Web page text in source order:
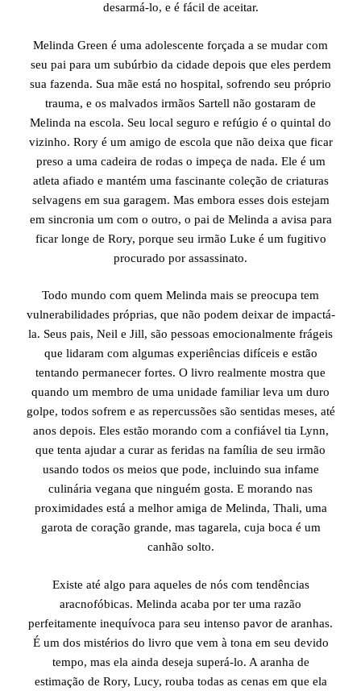
desarmá-lo, e é fácil de aceitar.
Melinda Green é uma adolescente forçada a se mudar com
seu pai para um subúrbio da cidade depois que eles perdem
sua fazenda. Sua mãe está no hospital, sofrendo seu próprio
trauma, e os malvados irmãos Sartell não gostaram de
Melinda na escola. Seu local seguro e refúgio é o quintal do
vizinho. Rory é um amigo de escola que não deixa que ficar
preso a uma cadeira de rodas o impeça de nada. Ele é um
atleta afiado e mantém uma fascinante coleção de criaturas
selvagens em sua garagem. Mas embora esses dois estejam
em sincronia um com o outro, o pai de Melinda a avisa para
ficar longe de Rory, porque seu irmão Luke é um fugitivo
procurado por assassinato.
Todo mundo com quem Melinda mais se preocupa tem
vulnerabilidades próprias, que não podem deixar de impactá-
la. Seus pais, Neil e Jill, são pessoas emocionalmente frágeis
que lidaram com algumas experiências difíceis e estão
tentando permanecer fortes. O livro realmente mostra que
quando um membro de uma unidade familiar leva um duro
golpe, todos sofrem e as repercussões são sentidas meses, até
anos depois. Eles estão morando com a confiável tia Lynn,
que tenta ajudar a curar as feridas na família de seu irmão
usando todos os meios que pode, incluindo sua infame
culinária vegana que ninguém gosta. E morando nas
proximidades está a melhor amiga de Melinda, Thali, uma
garota de coração grande, mas tagarela, cuja boca é um
canhão solto.
Existe até algo para aqueles de nós com tendências
aracnofóbicas. Melinda acaba por ter uma razão
perfeitamente inequívoca para seu intenso pavor de aranhas.
É um dos mistérios do livro que vem à tona em seu devido
tempo, mas ela ainda deseja superá-lo. A aranha de
estimação de Rory, Lucy, rouba todas as cenas em que ela